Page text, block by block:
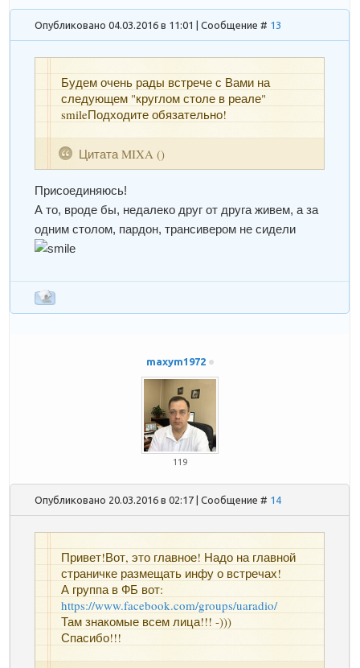
Опубликовано 04.03.2016 в 11:01 | Сообщение # 13
Цитата MIXA ()
Будем очень рады встрече с Вами на
следующем "круглом столе в реале"
smileПодходите обязательно!
Присоединяюсь!
А то, вроде бы, недалеко друг от друга живем, а за
одним столом, пардон, трансивером не сидели
maxym1972
119
Опубликовано 20.03.2016 в 02:17 | Сообщение # 14
Привет!Вот, это главное! Надо на главной
страничке размещать инфу о встречах!
А группа в ФБ вот:
https://www.facebook.com/groups/uaradio/
Там знакомые всем лица!!! -)))
Спасибо!!!